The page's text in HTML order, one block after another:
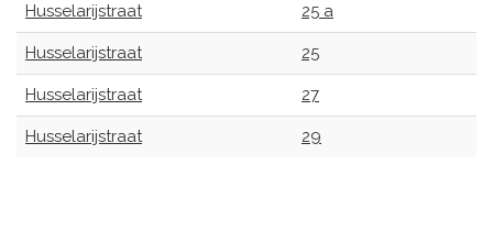
Husselarijstraat 25 a
Husselarijstraat 25
Husselarijstraat 27
Husselarijstraat 29